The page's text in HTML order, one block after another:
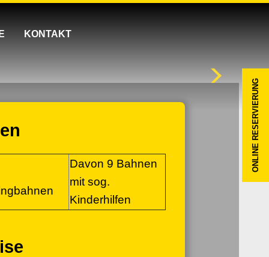
KONTAKT
ONLINE RESERVIERUNG
Davon 9 Bahnen
mit sog.
Kinderhilfen